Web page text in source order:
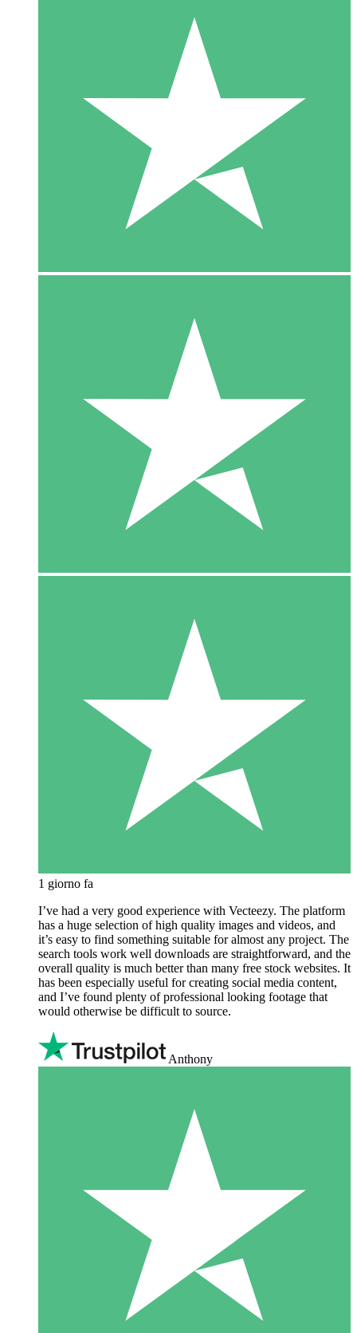
1 giorno fa
I’ve had a very good experience with Vecteezy. The platform
has a huge selection of high quality images and videos, and
it’s easy to find something suitable for almost any project. The
search tools work well downloads are straightforward, and the
overall quality is much better than many free stock websites. It
has been especially useful for creating social media content,
and I’ve found plenty of professional looking footage that
would otherwise be difficult to source.
Anthony